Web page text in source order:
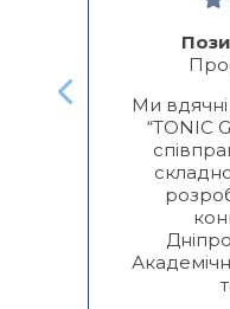
Ми вдячні
“TONIC